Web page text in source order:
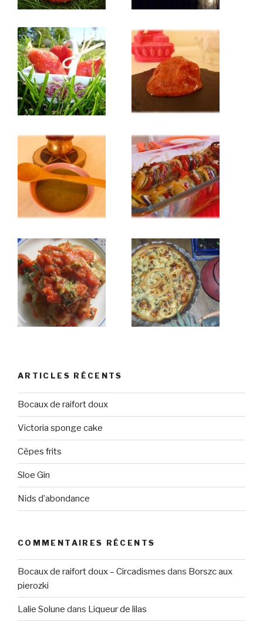
ARTICLES RÉCENTS
Bocaux de raifort doux
Victoria sponge cake
Cèpes frits
Sloe Gin
Nids d’abondance
COMMENTAIRES RÉCENTS
Bocaux de raifort doux – Circadismes dans Borszc aux
pierozki
Lalie Solune dans Liqueur de lilas